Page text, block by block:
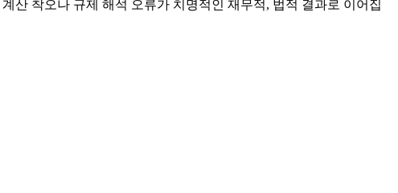
산 착오나 규제 해석 오류가 치명적인 재무적, 법적 결과로 이어집